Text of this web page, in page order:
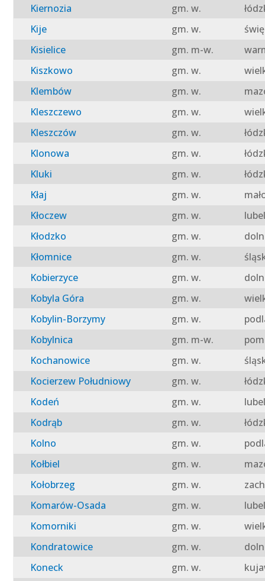
Kiernozia
gm. w.
Kije
gm. w.
Kisielice
gm. m-w.
Kiszkowo
gm. w.
Klembów
gm. w.
Kleszczewo
gm. w.
Kleszczów
gm. w.
Klonowa
gm. w.
Kluki
gm. w.
Kłaj
gm. w.
Kłoczew
gm. w.
Kłodzko
gm. w.
Kłomnice
gm. w.
Kobierzyce
gm. w.
Kobyla Góra
gm. w.
Kobylin-Borzymy
gm. w.
Kobylnica
gm. m-w.
Kochanowice
gm. w.
Kocierzew Południowy
gm. w.
Kodeń
gm. w.
Kodrąb
gm. w.
Kolno
gm. w.
Kołbiel
gm. w.
Kołobrzeg
gm. w.
Komarów-Osada
gm. w.
Komorniki
gm. w.
Kondratowice
gm. w.
Koneck
gm. w.